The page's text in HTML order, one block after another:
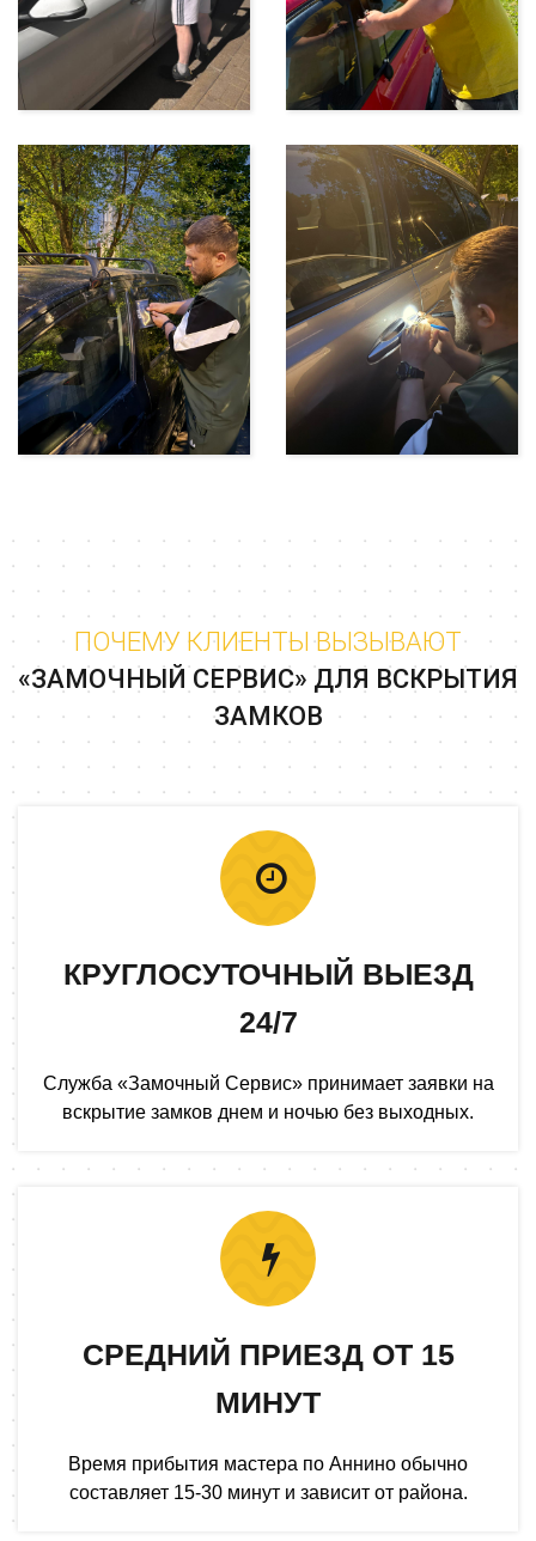
ПОЧЕМУ КЛИЕНТЫ ВЫЗЫВАЮТ
«ЗАМОЧНЫЙ СЕРВИС» ДЛЯ ВСКРЫТИЯ
ЗАМКОВ
КРУГЛОСУТОЧНЫЙ ВЫЕЗД
24/7
Служба «Замочный Сервис» принимает заявки на
вскрытие замков днем и ночью без выходных.
СРЕДНИЙ ПРИЕЗД ОТ 15
МИНУТ
Время прибытия мастера по Аннино обычно
составляет 15-30 минут и зависит от района.